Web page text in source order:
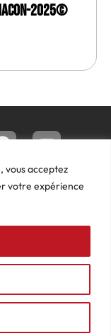
vous acceptez
votre expérience
2025©